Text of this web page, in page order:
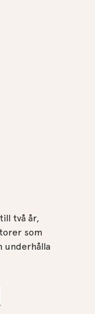
två år,
som
underhålla